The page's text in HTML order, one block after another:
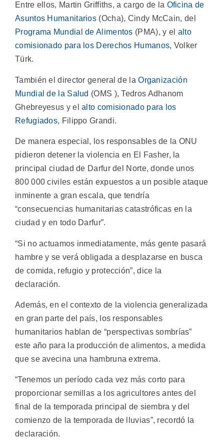
Entre ellos, Martin Griffiths, a cargo de la Oficina de
Asuntos Humanitarios (Ocha), Cindy McCain, del
Programa Mundial de Alimentos (PMA), y el alto
comisionado para los Derechos Humanos, Volker
Türk.
También el director general de laOrganización
Mundial de la Salud (OMS ), Tedros Adhanom
Ghebreyesus y elalto comisionado para los
Refugiados, Filippo Grandi.
De manera especial, los responsables de la ONU
pidieron detener la violencia en El Fasher, la
principal ciudad de Darfur del Norte, donde unos
800 000 civiles están expuestos a un posible ataque
inminente a gran escala, que tendría
“consecuencias humanitarias catastróficas en la
ciudad y en todo Darfur”.
“Si no actuamos inmediatamente, más gente pasará
hambre y se verá obligada a desplazarse en busca
de comida, refugio y protección”, dice la
declaración.
Además, en el contexto de la violencia generalizada
en gran parte del país, los responsables
humanitarios hablan de “perspectivas sombrías”
este año para la producción de alimentos, a medida
que se avecina una hambruna extrema.
“Tenemos un período cada vez más corto para
proporcionar semillas a los agricultores antes del
final de la temporada principal de siembra y del
comienzo de la temporada de lluvias”, recordó la
declaración.